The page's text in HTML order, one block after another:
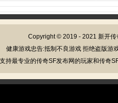
Copyright © 2019 - 2021 新开传
健康游戏忠告:抵制不良游戏 拒绝盗版游
持最专业的传奇SF发布网的玩家和传奇